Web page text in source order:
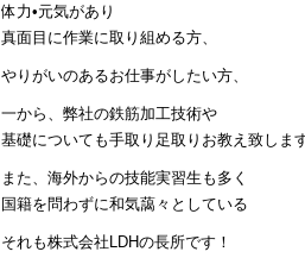
体力•元気があり
真面目に作業に取り組める方、
やりがいのあるお仕事がしたい方、
一から、弊社の鉄筋加工技術や
基礎についても手取り足取りお教え致しま
また、海外からの技能実習生も多く
国籍を問わずに和気藹々としている
それも株式会社LDHの長所です！